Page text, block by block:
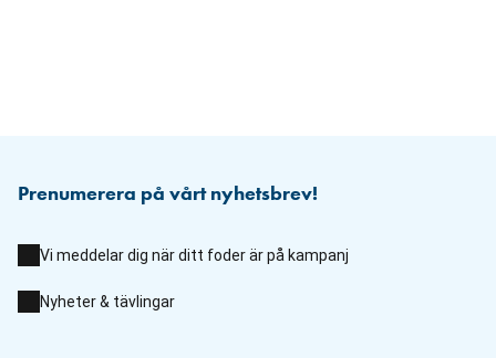
Prenumerera på vårt nyhetsbrev!
Vi meddelar dig när ditt foder är på kampanj
Nyheter & tävlingar